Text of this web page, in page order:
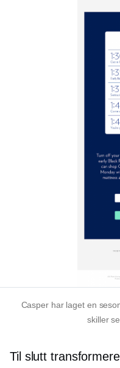
Casper har laget en
skiller
Til slutt